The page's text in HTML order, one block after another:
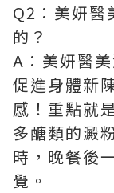
Q2：美妍醫
的？
A：美妍醫
促進身體新
感！重點就
多醣類的澱
時，晚餐後
覺。